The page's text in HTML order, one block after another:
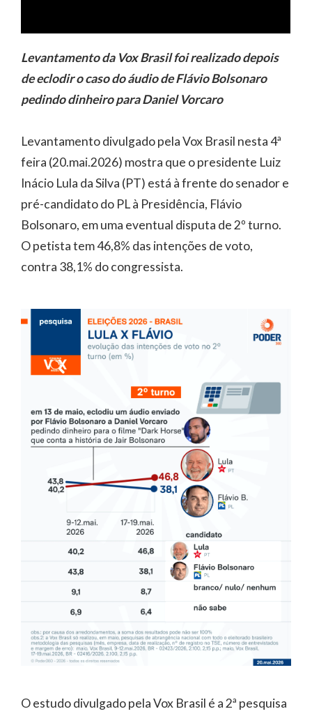
Levantamento da Vox Brasil foi realizado depois
de eclodir o caso do áudio de Flávio Bolsonaro
pedindo dinheiro para Daniel Vorcaro
Levantamento divulgado pela Vox Brasil nesta 4ª
feira (20.mai.2026) mostra que o presidente Luiz
Inácio Lula da Silva (PT) está à frente do senador e
pré-candidato do PL à Presidência, Flávio
Bolsonaro, em uma eventual disputa de 2º turno.
O petista tem 46,8% das intenções de voto,
contra 38,1% do congressista.
O estudo divulgado pela Vox Brasil é a 2ª pesquisa